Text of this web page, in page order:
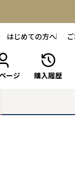
はじめての方へ
ージ 購入履歴